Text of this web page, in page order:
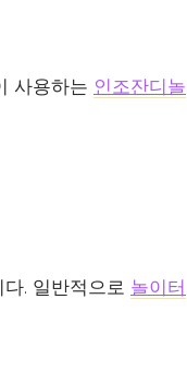
사용하는 인조잔디놀
. 일반적으로 놀이터